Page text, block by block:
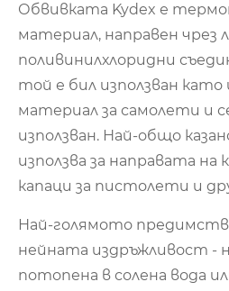
Обвивката Kydex е
материал, направен чрез
поливинилхлоридни
той е бил използван
материал за самолети и
използван. Най-общо
използва за направата на
капаци за пистолети и
Най-голямото
нейната издръжливост -
потопена в солена вода